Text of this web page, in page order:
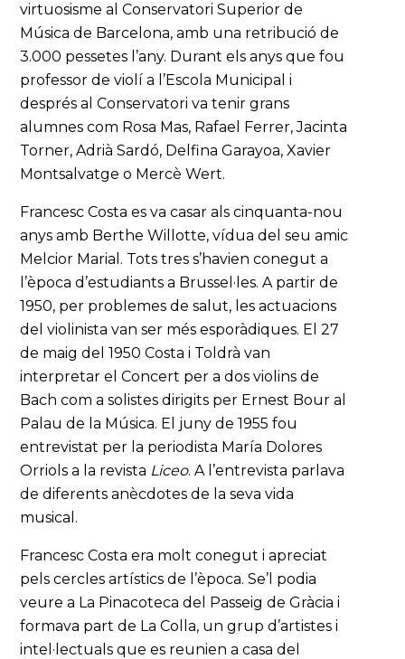
virtuosisme al Conservatori Superior de
Música de Barcelona, amb una retribució de
3.000 pessetes l’any. Durant els anys que fou
professor de violí a l’Escola Municipal i
després al Conservatori va tenir grans
alumnes com Rosa Mas, Rafael Ferrer, Jacinta
Torner, Adrià Sardó, Delfina Garayoa, Xavier
Montsalvatge o Mercè Wert.
Francesc Costa es va casar als cinquanta-nou
anys amb Berthe Willotte, vídua del seu amic
Melcior Marial. Tots tres s’havien conegut a
l’època d’estudiants a Brussel·les. A partir de
1950, per problemes de salut, les actuacions
del violinista van ser més esporàdiques. El 27
de maig del 1950 Costa i Toldrà van
interpretar el Concert per a dos violins de
Bach com a solistes dirigits per Ernest Bour al
Palau de la Música. El juny de 1955 fou
entrevistat per la periodista María Dolores
Orriols a la revista Liceo. A l’entrevista parlava
de diferents anècdotes de la seva vida
musical.
Francesc Costa era molt conegut i apreciat
pels cercles artístics de l’època. Se’l podia
veure a La Pinacoteca del Passeig de Gràcia i
formava part de La Colla, un grup d’artistes i
intel·lectuals que es reunien a casa del